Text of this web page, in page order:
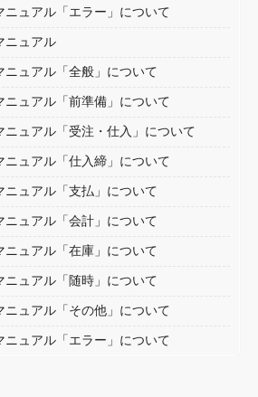
ニュアル「エラー」について
ニュアル
ニュアル「全般」について
ニュアル「前準備」について
ニュアル「受注・仕入」について
ニュアル「仕入締」について
ニュアル「支払」について
ニュアル「会計」について
ニュアル「在庫」について
ニュアル「随時」について
ニュアル「その他」について
ニュアル「エラー」について